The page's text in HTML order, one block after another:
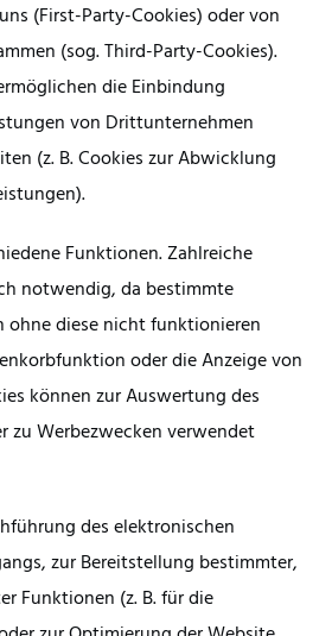
(First-Party-Cookies) oder von
(sog. Third-Party-Cookies).
die Einbindung
von Drittunternehmen
(z. B. Cookies zur Abwicklung
Funktionen. Zahlreiche
notwendig, da bestimmte
diese nicht funktionieren
oder die Anzeige von
können zur Auswertung des
zu Werbezwecken verwendet
des elektronischen
zur Bereitstellung bestimmter,
Funktionen (z. B. für die